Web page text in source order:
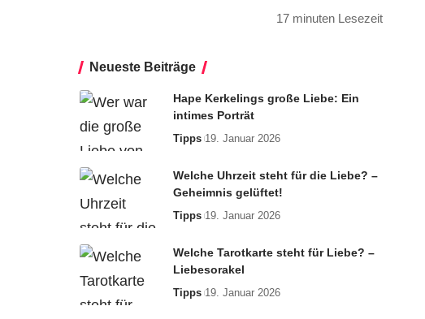
17 minuten Lesezeit
Neueste Beiträge
Hape Kerkelings große Liebe: Ein
intimes Porträt
Tipps 19. Januar 2026
Welche Uhrzeit steht für die Liebe? –
Geheimnis gelüftet!
Tipps 19. Januar 2026
Welche Tarotkarte steht für Liebe? –
Liebesorakel
Tipps 19. Januar 2026